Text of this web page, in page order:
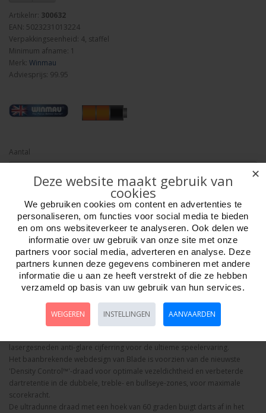
Artikelnr: 300632
EAN: 5023231013224
Verpakkingseenheid: 4, staffel
Minimum afname: 1
Merk: Winmau
Adviesprijs: 99.95
Aantal
Bestellen
Omschrijving Foto hoge resolutie Media Details
Blade 6 Triple Core-dartbord PDC goedgekeurd
Het Blade 6 Triple Core-dartbord heeft een geheel nieuw gepatenteerd
systeem met een naadloos speeloppervlak en een derde, hoge
Het ultieme in dartbordconstructie, met optimale vezeldichtheid,
ongeëvenaarde dartretentie en maximale score.
lasergesneden anti-glare cijferring voor de ultieme speelervaring.
Het baanbrekende webdesign van Blade is voorzien van de nieuwste
'Density Control™'-draad voor optimale vezeldichtheid en verbeterde
dartretentie in de dubbele, treble- en bullseye-zones, voor maximale
scorekracht.
De ultradunne draad met een hoek van 60 graden buigt darts af in het
✕
Deze website maakt gebruik van
cookies
We gebruiken cookies om content en advertenties te
personaliseren, om functies voor social media te bieden
en om ons websiteverkeer te analyseren. Ook delen we
informatie over uw gebruik van onze site met onze
partners voor social media, adverteren en analyse. Deze
partners kunnen deze gegevens combineren met andere
informatie die u aan ze heeft verstrekt of die ze hebben
verzameld op basis van uw gebruik van hun services.
WEIGEREN INSTELLINGEN AANVAARDEN